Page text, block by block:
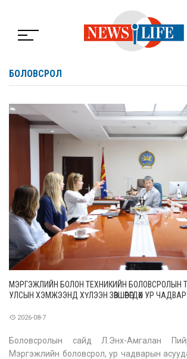
БОЛОВСРОЛ
МЭРГЭЖЛИЙН БОЛОН ТЕХНИКИЙН БОЛОВСРОЛЫН
УЛСЫН ХЭМЖЭЭНД ХҮЛЭЭН ЗӨВШӨӨРӨГДӨХ УР
2026-08-7
Боловсролын сайд Л.Энх-Амгалан
Мэргэжлийн боловсрол, ур чадварын